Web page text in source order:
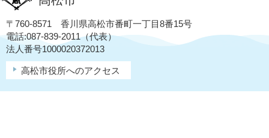
〒760-8571 香川県高松市番町一丁目8番15号
電話:087-839-2011（代表）
法人番号1000020372013
高松市役所へのアクセス